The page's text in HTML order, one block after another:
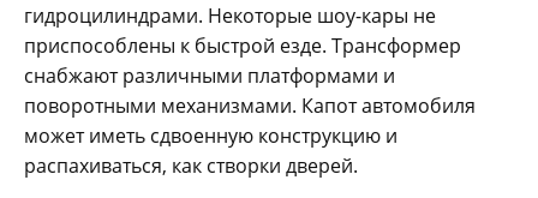
гидроцилиндрами. Некоторые шоу-кары не
приспособлены к быстрой езде. Трансформер
снабжают различными платформами и
поворотными механизмами. Капот автомобиля
может иметь сдвоенную конструкцию и
распахиваться, как створки дверей.